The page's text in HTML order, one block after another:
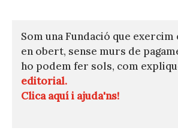
Som una Fundació que
en obert, sense murs de
ho podem fer sols, com
editorial.
Clica aquí i ajuda'ns!